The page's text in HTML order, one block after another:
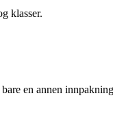
klasser.
en annen